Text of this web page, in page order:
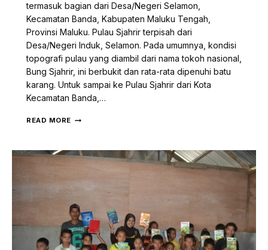
termasuk bagian dari Desa/Negeri Selamon,
Kecamatan Banda, Kabupaten Maluku Tengah,
Provinsi Maluku. Pulau Sjahrir terpisah dari
Desa/Negeri Induk, Selamon. Pada umumnya, kondisi
topografi pulau yang diambil dari nama tokoh nasional,
Bung Sjahrir, ini berbukit dan rata-rata dipenuhi batu
karang. Untuk sampai ke Pulau Sjahrir dari Kota
Kecamatan Banda,…
READ MORE TINGKATKAN
SJAHRIR
PEMBUKAAN
BACA
PULAU
SJAHRIR